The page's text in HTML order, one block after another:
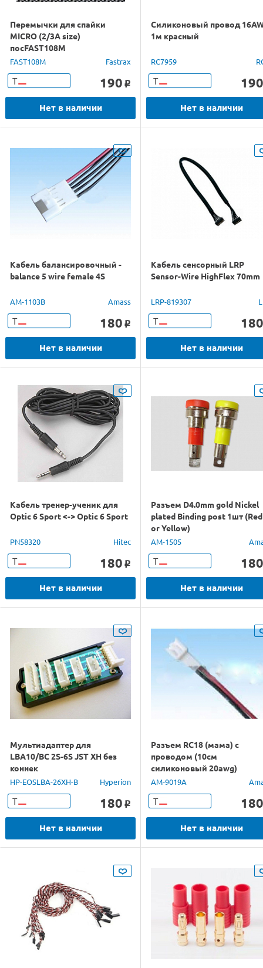
Перемычки для спайки
MICRO (2/3A size)
посFAST108M
FAST108M Fastrax
Т 190 o
Нет в наличии
Силиконовый провод
1м красный
RC7959
Т 190
Нет в наличии
Кабель балансировочный -
balance 5 wire female 4S
AM-1103B Amass
Т 180 o
Нет в наличии
Кабель сенсорный LRP
Sensor-Wire HighFlex 70mm
LRP-819307
Т 180
Нет в наличии
Кабель тренер-ученик для
Optic 6 Sport <-> Optic 6 Sport
PN58320 Hitec
Т 180 o
Нет в наличии
Разъем D4.0mm gold Nickel
plated Binding post 1шт (Red
or Yellow)
AM-1505
Т 180
Нет в наличии
Мультиадаптер для
LBA10/BC 2S-6S JST XH без
коннек
HP-EOSLBA-26XH-B Hyperion
Т 180 o
Нет в наличии
Разъем RC18 (мама) с
проводом (10см
силиконовый 20awg)
AM-9019A
Т 180
Нет в наличии